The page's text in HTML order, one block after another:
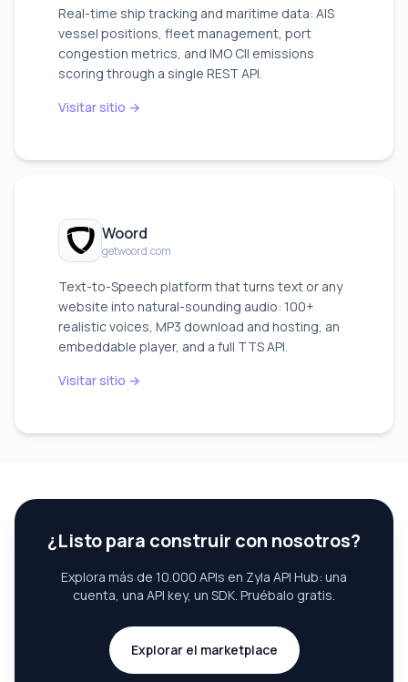
Real-time ship tracking and maritime data: AIS
vessel positions, fleet management, port
congestion metrics, and IMO CII emissions
scoring through a single REST API.
Visitar sitio →
Woord
getwoord.com
Text-to-Speech platform that turns text or any
website into natural-sounding audio: 100+
realistic voices, MP3 download and hosting, an
embeddable player, and a full TTS API.
Visitar sitio →
¿Listo para construir con nosotros?
Explora más de 10.000 APIs en Zyla API Hub: una
cuenta, una API key, un SDK. Pruébalo gratis.
Explorar el marketplace